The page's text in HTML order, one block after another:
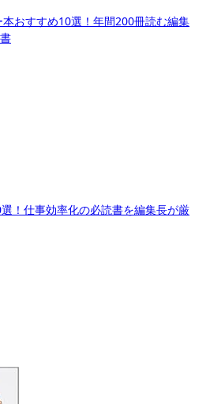
おすすめ10選！年間200冊読む編集
！仕事効率化の必読書を編集長が厳